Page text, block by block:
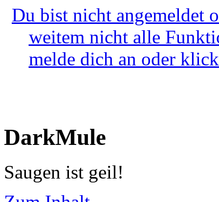
Du bist nicht angemeldet
weitem nicht alle
melde dich an oder
DarkMule
Saugen ist geil!